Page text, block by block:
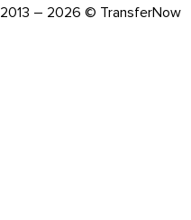
2013 – 2026 © TransferNow